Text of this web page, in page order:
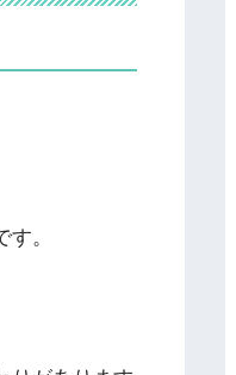
。